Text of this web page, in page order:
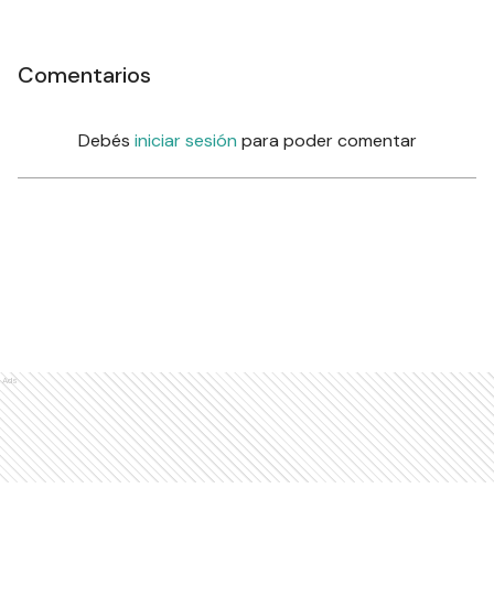
Comentarios
Debés iniciar sesión para poder comentar
Ads